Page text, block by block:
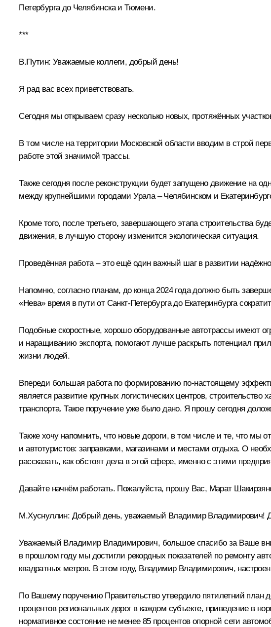
Петербурга до Челябинска и Тюмени.
***
В.Путин: Уважаемые коллеги, добрый день!
Я рад вас всех приветствовать.
Сегодня мы открываем сразу несколько новых, протяжённых
В том числе на территории Московской области вводим в строй
работе этой значимой трассы.
Также сегодня после реконструкции будет запущено движение на
между крупнейшими городами Урала – Челябинском и
Кроме того, после третьего, завершающего этапа строительства
движения, в лучшую сторону изменится экологическая ситуация.
Проведённая работа – это ещё один важный шаг в развитии
Напомню, согласно планам, до конца 2024 года должно быть
«Нева» время в пути от Санкт-Петербурга до Екатеринбурга
Подобные скоростные, хорошо оборудованные автотрассы имеют
и наращиванию экспорта, помогают лучше раскрыть потенциал
жизни людей.
Впереди большая работа по формированию по-настоящему
является развитие крупных логистических центров,
транспорта. Такое поручение уже было дано. Я прошу сегодня
Также хочу напомнить, что новые дороги, в том числе и те, что мы
и автотуристов: заправками, магазинами и местами отдыха. О
рассказать, как обстоят дела в этой сфере, именно с этими
Давайте начнём работать. Пожалуйста, прошу Вас, Марат
М.Хуснуллин: Добрый день, уважаемый Владимир Владимирович!
Уважаемый Владимир Владимирович, большое спасибо за Ваше
в прошлом году мы достигли рекордных показателей по ремонту
квадратных метров. В этом году, Владимир Владимирович,
По Вашему поручению Правительство утвердило пятилетний план
процентов региональных дорог в каждом субъекте, приведение в
нормативное состояние не менее 85 процентов опорной сети